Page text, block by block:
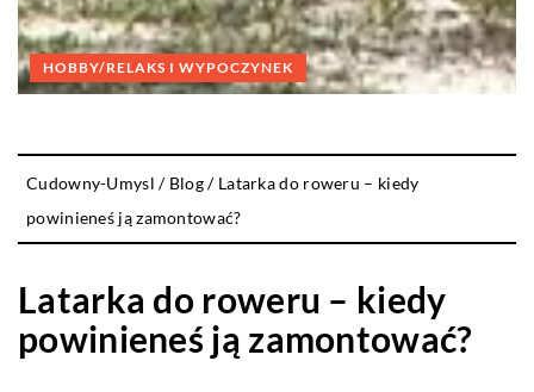
HOBBY/RELAKS I WYPOCZYNEK
Cudowny-Umysl / Blog/ Latarka do roweru – kiedy
powinieneś ją zamontować?
Latarka do roweru – kiedy
powinieneś ją zamontować?